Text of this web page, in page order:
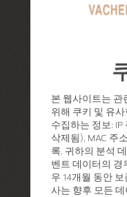
본 웹사이트는 관
위해 쿠키 및 유
수집하는 정보:
삭제됨), MAC 주
록. 귀하의 분석
벤트 데이터의 경
우 14개월 동안
사는 향후 모든